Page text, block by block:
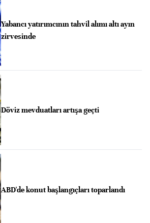
Yabancı yatırımcının tahvil alımı altı ayın
zirvesinde
Döviz mevduatları artışa geçti
ABD'de konut başlangıçları toparlandı